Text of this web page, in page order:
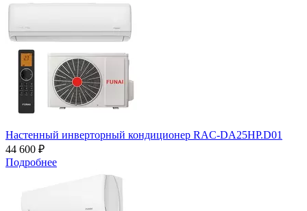
Настенный инверторный кондиционер RAC-DA25HP.D01
44 600 ₽
Подробнее